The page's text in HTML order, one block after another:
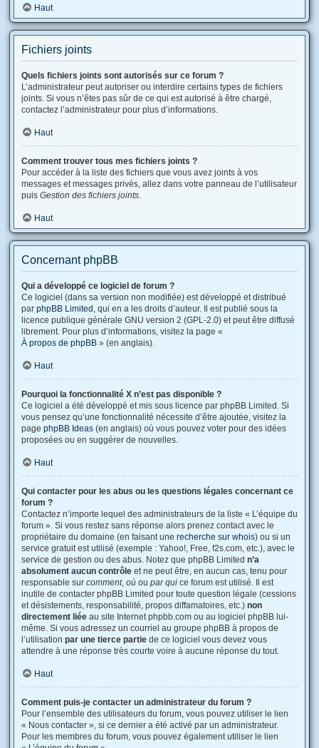
Haut
Fichiers joints
Quels fichiers joints sont autorisés sur ce forum ?
L’administrateur peut autoriser ou interdire certains types de fichiers
joints. Si vous n’êtes pas sûr de ce qui est autorisé à être chargé,
contactez l’administrateur pour plus d’informations.
Haut
Comment trouver tous mes fichiers joints ?
Pour accéder à la liste des fichiers que vous avez joints à vos
messages et messages privés, allez dans votre panneau de l’utilisateur
puis Gestion des fichiers joints.
Haut
Concernant phpBB
Qui a développé ce logiciel de forum ?
Ce logiciel (dans sa version non modifiée) est développé et distribué
par phpBB Limited , qui en a les droits d’auteur. Il est publié sous la
licence publique générale GNU version 2 (GPL-2.0) et peut être diffusé
librement. Pour plus d’informations, visitez la page «
À propos de phpBB » (en anglais).
Haut
Pourquoi la fonctionnalité X n’est pas disponible ?
Ce logiciel a été développé et mis sous licence par phpBB Limited. Si
vous pensez qu’une fonctionnalité nécessite d’être ajoutée, visitez la
page phpBB Ideas (en anglais) où vous pouvez voter pour des idées
proposées ou en suggérer de nouvelles.
Haut
Qui contacter pour les abus ou les questions légales concernant ce
forum ?
Contactez n’importe lequel des administrateurs de la liste « L’équipe du
forum ». Si vous restez sans réponse alors prenez contact avec le
propriétaire du domaine (en faisant une recherche sur whois) ou si un
service gratuit est utilisé (exemple : Yahoo!, Free, f2s.com, etc.), avec le
service de gestion ou des abus. Notez que phpBB Limited n’a
absolument aucun contrôle et ne peut être, en aucun cas, tenu pour
responsable sur comment, où ou par qui ce forum est utilisé. Il est
inutile de contacter phpBB Limited pour toute question légale (cessions
et désistements, responsabilité, propos diffamatoires, etc.) non
directement liée au site Internet phpbb.com ou au logiciel phpBB lui-
même. Si vous adressez un courriel au groupe phpBB à propos de
l’utilisation par une tierce partie de ce logiciel vous devez vous
attendre à une réponse très courte voire à aucune réponse du tout.
Haut
Comment puis-je contacter un administrateur du forum ?
Pour l’ensemble des utilisateurs du forum, vous pouvez utiliser le lien
« Nous contacter », si ce dernier a été activé par un administrateur.
Pour les membres du forum, vous pouvez également utiliser le lien